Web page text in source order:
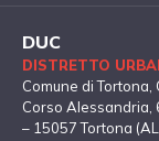
DUC
DISTRETTO
Comune di Tortona,
Corso Alessandria,
– 15057 Tortona